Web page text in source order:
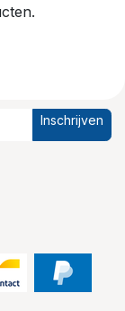
Inschrijven